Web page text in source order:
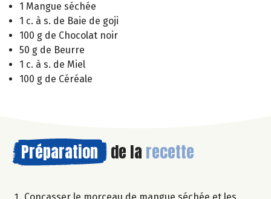
1 Mangue séchée
1 c. à s. de Baie de goji
100 g de Chocolat noir
50 g de Beurre
1 c. à s. de Miel
100 g de Céréale
Préparation de la recette